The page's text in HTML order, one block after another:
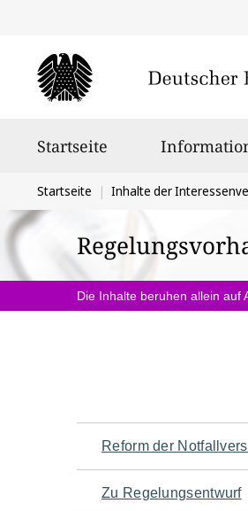
Startseite
Sie
befinden
sich
hier:
Startseite Inhalte der
Die Inhalte beruhen allein auf
Navigation
für
Reform der
Zu Regelungsentwurf